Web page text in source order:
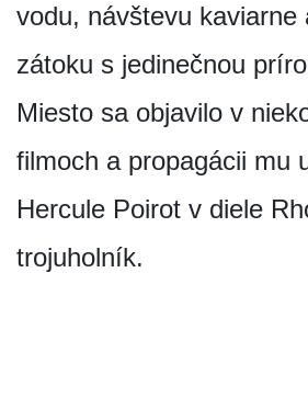
vodu, návštevu kaviarne
zátoku s jedinečnou
Miesto sa objavilo v
filmoch a propagácii mu
Hercule Poirot v diele
trojuholník.